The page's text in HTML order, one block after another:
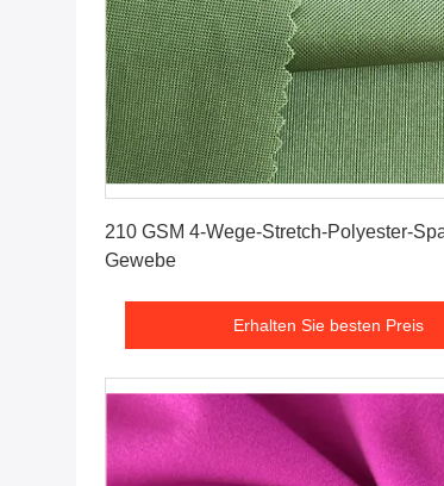
210 GSM 4-Wege-Stretch-Polyester-
Gewebe
Erhalten Sie besten Preis